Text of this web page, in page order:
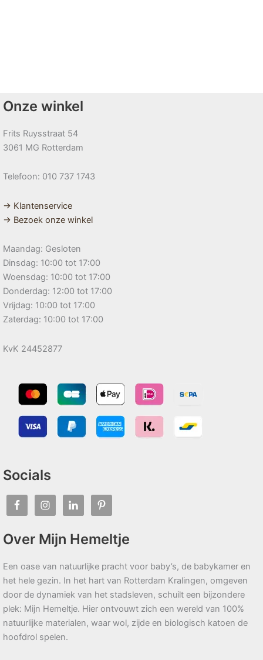
Onze winkel
Frits Ruysstraat 54
3061 MG Rotterdam
Telefoon: 010 737 1743
→ Klantenservice
→ Bezoek onze winkel
Maandag: Gesloten
Dinsdag: 10:00 tot 17:00
Woensdag: 10:00 tot 17:00
Donderdag: 12:00 tot 17:00
Vrijdag: 10:00 tot 17:00
Zaterdag: 10:00 tot 17:00
KvK 24452877
Socials
Over Mijn Hemeltje
Een oase van natuurlijke pracht voor baby’s, de babykamer en
het hele gezin. In het hart van Rotterdam Kralingen, omgeven
door de dynamiek van het stadsleven, schuilt een bijzondere
plek: Mijn Hemeltje. Hier ontvouwt zich een wereld van 100%
natuurlijke materialen, waar wol, zijde en biologisch katoen de
hoofdrol spelen.